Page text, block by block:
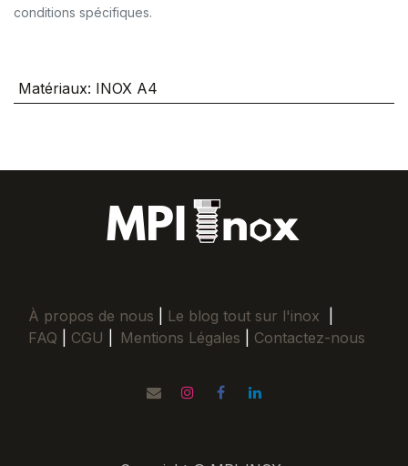
conditions spécifiques.
Matériaux: INOX A4
À propos de nous Le blog tout sur l'inox
FAQ
CGU Mentions Légales Contactez-nous